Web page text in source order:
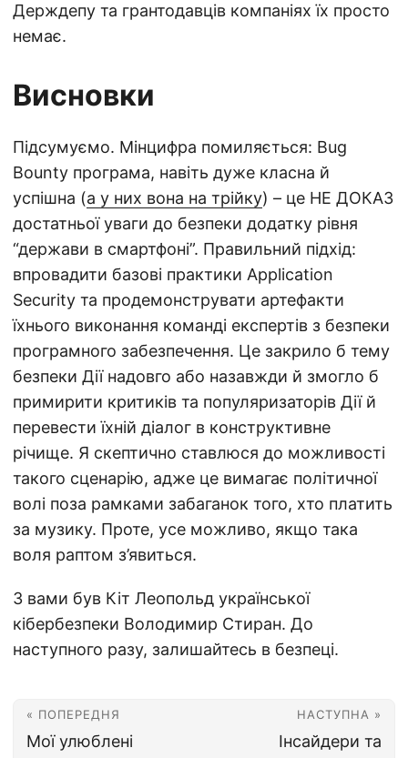
Держдепу та грантодавців компаніях їх просто
немає.
Висновки
Підсумуємо. Мінцифра помиляється: Bug
Bounty програма, навіть дуже класна й
успішна (а у них вона на трійку) – це НЕ ДОКАЗ
достатньої уваги до безпеки додатку рівня
“держави в смартфоні”. Правильний підхід:
впровадити базові практики Application
Security та продемонструвати артефакти
їхнього виконання команді експертів з безпеки
програмного забезпечення. Це закрило б тему
безпеки Дії надовго або назавжди й змогло б
примирити критиків та популяризаторів Дії й
перевести їхній діалог в конструктивне
річище. Я скептично ставлюся до можливості
такого сценарію, адже це вимагає політичної
волі поза рамками забаганок того, хто платить
за музику. Проте, усе можливо, якщо така
воля раптом з’явиться.
З вами був Кіт Леопольд української
кібербезпеки Володимир Стиран. До
наступного разу, залишайтесь в безпеці.
« ПОПЕРЕДНЯ
Мої улюблені
НАСТУПНА »
Інсайдери та